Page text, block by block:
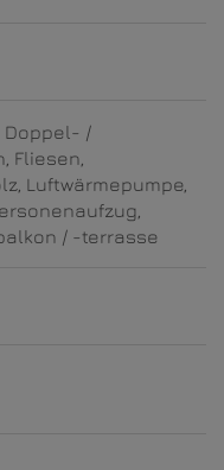
Doppel- /
Fliesen
Luftwärmepumpe
/ -terrasse